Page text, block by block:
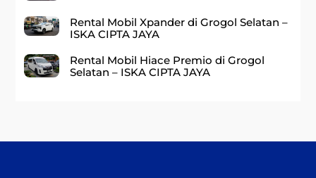
Rental Mobil Xpander di Grogol Selatan –
ISKA CIPTA JAYA
Rental Mobil Hiace Premio di Grogol
Selatan – ISKA CIPTA JAYA